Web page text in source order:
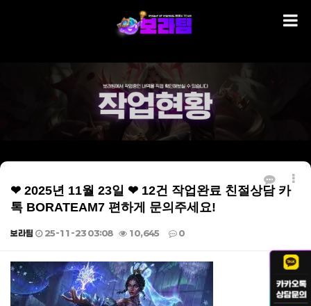
❤ 2025년 11월 23일 ❤ 12건 작업완료 친절상담 카
톡 BORATEAM7 편하게 문의주세요!
보라팀 25-11-23 03:08 10,645 0
본문